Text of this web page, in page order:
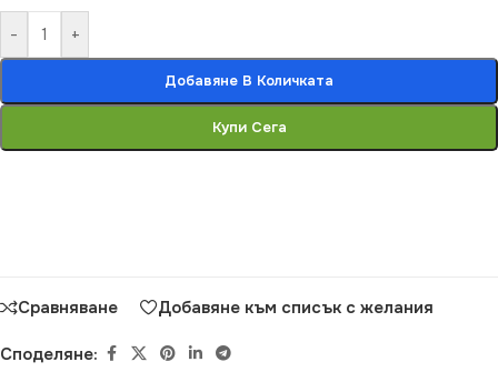
- +
Добавяне В Количката
Купи Сега
Сравняване Добавяне към списък с желания
Споделяне: